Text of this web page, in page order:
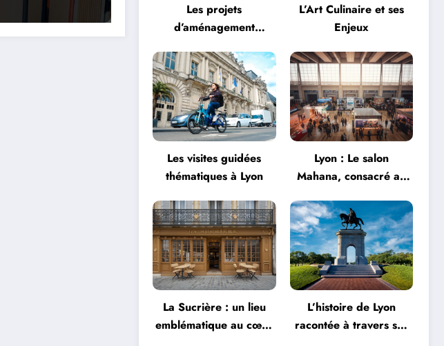
Les projets
d’aménagement
L’Art Culinaire et ses
Enjeux
Les visites guidées
thématiques à Lyon
Lyon : Le salon
Mahana, consacré au
grand retour à la Halle
Tony Garnier
La Sucrière : un lieu
emblématique au cœur
L’histoire de Lyon
racontée à travers ses